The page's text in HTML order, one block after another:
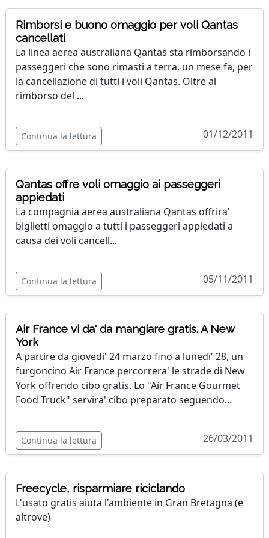
Rimborsi e buono omaggio per voli Qantas
cancellati
La linea aerea australiana Qantas sta rimborsando i
passeggeri che sono rimasti a terra, un mese fa, per
la cancellazione di tutti i voli Qantas. Oltre al
rimborso del ...
Continua la lettura 01/12/2011
Qantas offre voli omaggio ai passeggeri
appiedati
La compagnia aerea australiana Qantas offrira'
biglietti omaggio a tutti i passeggeri appiedati a
causa dei voli cancell...
Continua la lettura 05/11/2011
Air France vi da' da mangiare gratis. A New
York
A partire da giovedi' 24 marzo fino a lunedi' 28, un
furgoncino Air France percorrera' le strade di New
York offrendo cibo gratis. Lo "Air France Gourmet
Food Truck" servira' cibo preparato seguendo...
Continua la lettura 26/03/2011
Freecycle, risparmiare riciclando
L'usato gratis aiuta l'ambiente in Gran Bretagna (e
altrove)